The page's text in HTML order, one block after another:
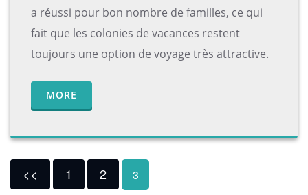
a réussi pour bon nombre de familles, ce qui
fait que les colonies de vacances restent
toujours une option de voyage très attractive.
MORE
<< 1 2 3